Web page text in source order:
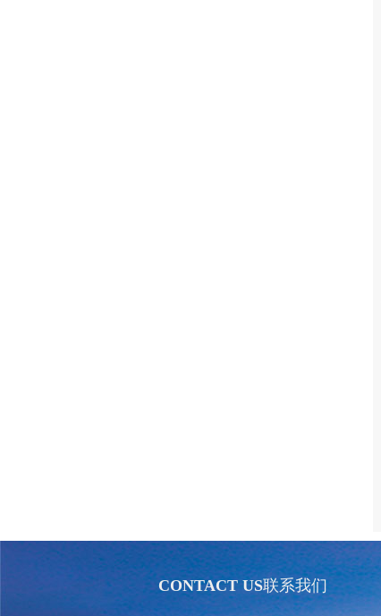
CONTACT US联系我们